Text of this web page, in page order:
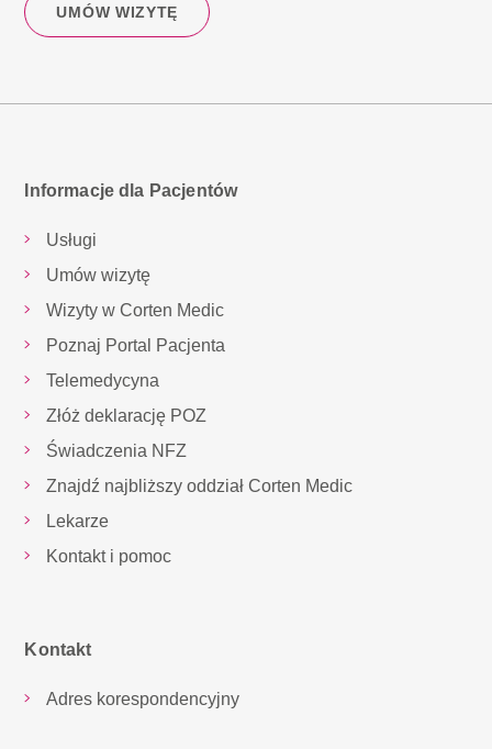
UMÓW WIZYTĘ
Informacje dla Pacjentów
Usługi
Umów wizytę
Wizyty w Corten Medic
Poznaj Portal Pacjenta
Telemedycyna
Złóż deklarację POZ
Świadczenia NFZ
Znajdź najbliższy oddział Corten Medic
Lekarze
Kontakt i pomoc
Kontakt
Adres korespondencyjny